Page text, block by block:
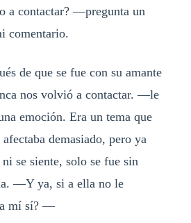
a contactar? —pregunta un
comentario.
de que se fue con su amante
nos volvió a contactar. —le
emoción. Era un tema que
demasiado, pero ya
se siente, solo se fue sin
—Y ya, si a ella no le
a mí sí? —